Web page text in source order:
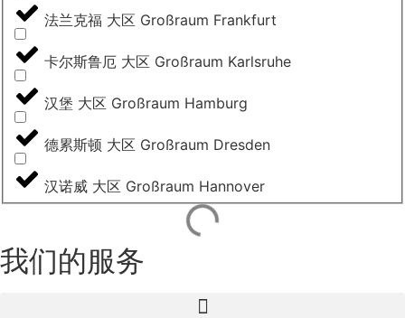
法兰克福 大区 Großraum Frankfurt
卡尔斯鲁厄 大区 Großraum Karlsruhe
汉堡 大区 Großraum Hamburg
德累斯顿 大区 Großraum Dresden
汉诺威 大区 Großraum Hannover
我们的服务